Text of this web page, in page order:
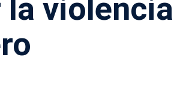
violencia